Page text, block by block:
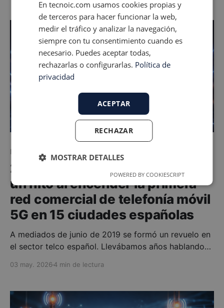
de 5G hay detrás. Ahí entra 5G Advanced, también
llamado en
Redes
2019: Vodafone España marca
un hito al encender la primera
red comercial de telefonía móvil
5G en 15 ciudades españolas
A mediados de junio de 2019 se formó un revuelo en
el sector telco español. Llevábamos años hablando
3GPP, de latencias teóricas ultrabajas y de anchos de
seguían siendo promesas de laboratorio o pilotos
03 may. 2026 4 min de lectura
En tecnoic.com usamos cookies propias y
de terceros para hacer funcionar la web,
medir el tráfico y analizar la navegación,
siempre con tu consentimiento cuando es
necesario. Puedes aceptar todas,
rechazarlas o configurarlas. Política de
privacidad
ACEPTAR
RECHAZAR
MOSTRAR DETALLES
POWERED BY COOKIESCRIPT